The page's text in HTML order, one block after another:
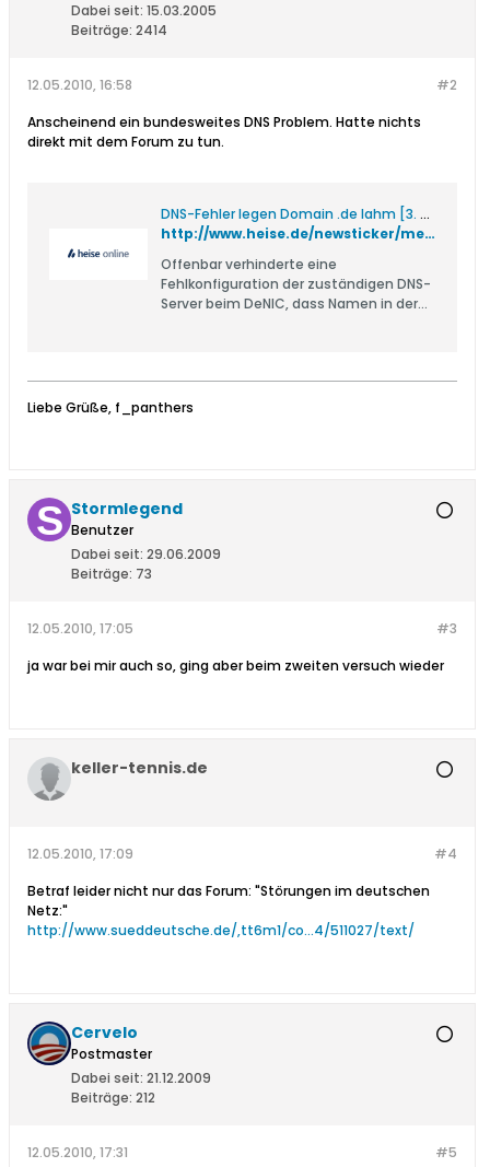
Dabei seit: 15.03.2005
Beiträge: 2414
#2
12.05.2010, 16:58
Anscheinend ein bundesweites DNS Problem. Hatte nichts
direkt mit dem Forum zu tun.
DNS-Fehler legen Domain .de lahm [3. Update]
http://www.heise.de/newsticker/meldung/DNS-Fehler-legen-Domain-de-lahm-3-Update-999068.html
Offenbar verhinderte eine
Fehlkonfiguration der zuständigen DNS-
Server beim DeNIC, dass Namen in der
Liebe Grüße, f_panthers
Stormlegend
Benutzer
Dabei seit: 29.06.2009
Beiträge: 73
#3
12.05.2010, 17:05
ja war bei mir auch so, ging aber beim zweiten versuch wieder
keller-tennis.de
#4
12.05.2010, 17:09
Betraf leider nicht nur das Forum: "Störungen im deutschen
Netz:"
http://www.sueddeutsche.de/,tt6m1/co...4/511027/text/
Cervelo
Postmaster
Dabei seit: 21.12.2009
Beiträge: 212
#5
12.05.2010, 17:31